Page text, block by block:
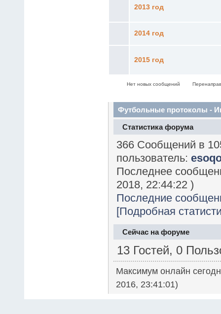
2013 год
2014 год
2015 год
Нет новых сообщений
Футбольные протоколы -
Статистика форума
366 Сообщений в
пользователь:
Последнее
2018, 22:44:22 )
Последние
[Подробная
Сейчас на форуме
13 Гостей, 0
Максимум онлайн
2016, 23:41:01)